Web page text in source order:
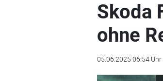
Skoda
ohne
05.06.2025 06:54 Uhr